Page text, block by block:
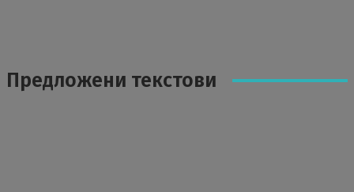
Предложени текстови